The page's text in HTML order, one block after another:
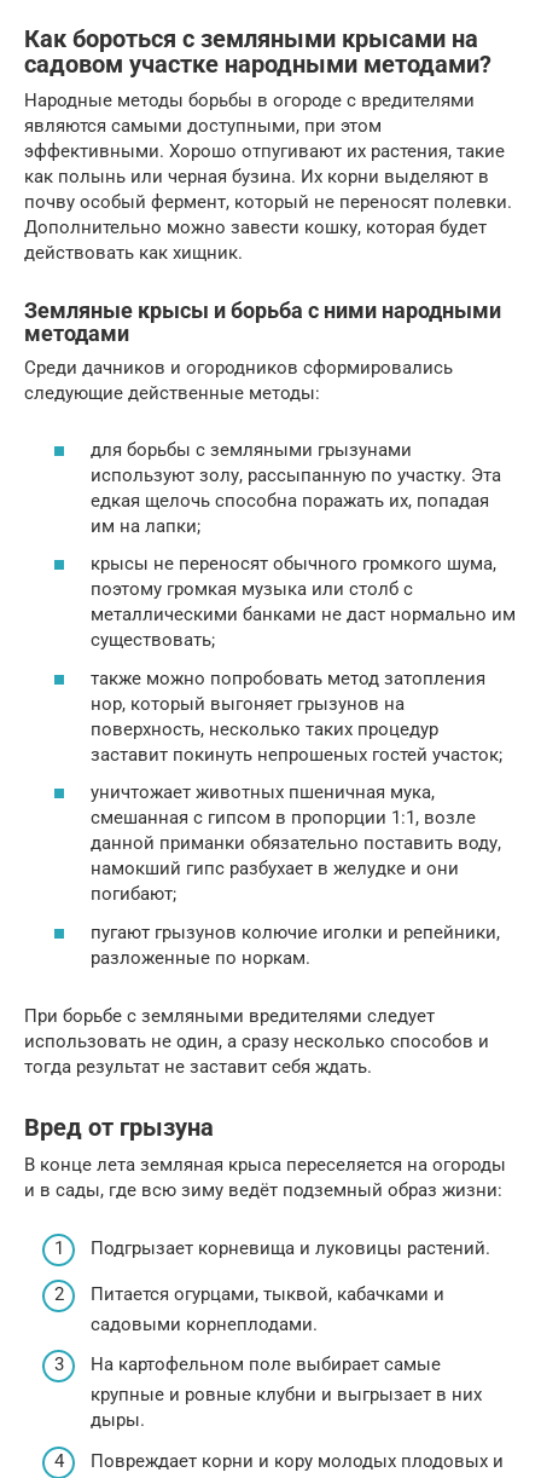
Как бороться с земляными крысами на
садовом участке народными методами?
Народные методы борьбы в огороде с вредителями
являются самыми доступными, при этом
эффективными. Хорошо отпугивают их растения, такие
как полынь или черная бузина. Их корни выделяют в
почву особый фермент, который не переносят полевки.
Дополнительно можно завести кошку, которая будет
действовать как хищник.
Земляные крысы и борьба с ними народными
методами
Среди дачников и огородников сформировались
следующие действенные методы:
для борьбы с земляными грызунами
используют золу, рассыпанную по участку. Эта
едкая щелочь способна поражать их, попадая
им на лапки;
крысы не переносят обычного громкого шума,
поэтому громкая музыка или столб с
металлическими банками не даст нормально им
существовать;
также можно попробовать метод затопления
нор, который выгоняет грызунов на
поверхность, несколько таких процедур
заставит покинуть непрошеных гостей участок;
уничтожает животных пшеничная мука,
смешанная с гипсом в пропорции 1:1, возле
данной приманки обязательно поставить воду,
намокший гипс разбухает в желудке и они
погибают;
пугают грызунов колючие иголки и репейники,
разложенные по норкам.
При борьбе с земляными вредителями следует
использовать не один, а сразу несколько способов и
тогда результат не заставит себя ждать.
Вред от грызуна
В конце лета земляная крыса переселяется на огороды
и в сады, где всю зиму ведёт подземный образ жизни:
Подгрызает корневища и луковицы растений.
Питается огурцами, тыквой, кабачками и
садовыми корнеплодами.
На картофельном поле выбирает самые
крупные и ровные клубни и выгрызает в них
дыры.
Повреждает корни и кору молодых плодовых и